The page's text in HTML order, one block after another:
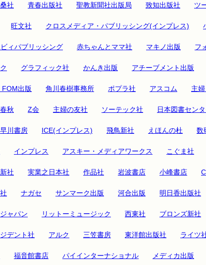
社 青春出版社 聖教新聞社出版局 致知出版社 ツ
旺文社 クロスメディア・パブリッシング(インプレス)
ィパブリッシング 赤ちゃんとママ社 マキノ出版 フ
グラフィック社 かんき出版 アチーブメント出版
FOM出版 角川春樹事務所 ポプラ社 アスコム 主
秋 Z会 主婦の友社 ソーテック社 日本図書セン
早川書房 ICE(インプレス) 飛鳥新社 えほんの杜 数
インプレス アスキー・メディアワークス こぐま社
社 実業之日本社 作品社 岩波書店 小峰書店
ナガセ サンマーク出版 河合出版 明日香出版社
ャパン リットーミュージック 西東社 ブロンズ新社
デント社 アルク 三笠書房 東洋館出版社 ライツ
福音館書店 パイインターナショナル メディカ出版